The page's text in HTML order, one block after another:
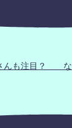
んも注目？ な